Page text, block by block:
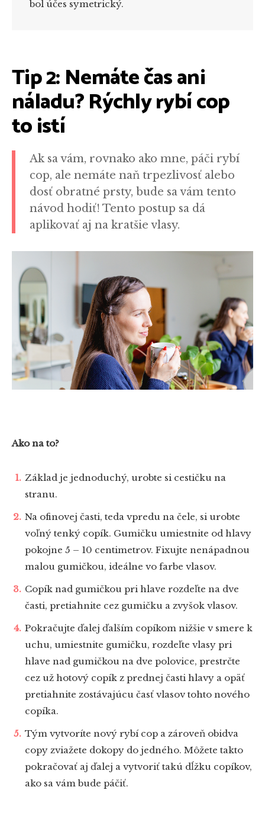
bol účes symetrický.
Tip 2: Nemáte čas ani
náladu? Rýchly rybí cop
to istí
Ak sa vám, rovnako ako mne, páči rybí
cop, ale nemáte naň trpezlivosť alebo
dosť obratné prsty, bude sa vám tento
návod hodiť! Tento postup sa dá
aplikovať aj na kratšie vlasy.
Ako na to?
Základ je jednoduchý, urobte si cestičku na
stranu.
Na ofinovej časti, teda vpredu na čele, si urobte
voľný tenký copík. Gumičku umiestnite od hlavy
pokojne 5 – 10 centimetrov. Fixujte nenápadnou
malou gumičkou, ideálne vo farbe vlasov.
Copík nad gumičkou pri hlave rozdeľte na dve
časti, pretiahnite cez gumičku a zvyšok vlasov.
Pokračujte ďalej ďalším copíkom nižšie v smere k
uchu, umiestnite gumičku, rozdeľte vlasy pri
hlave nad gumičkou na dve polovice, prestrčte
cez už hotový copík z prednej časti hlavy a opäť
pretiahnite zostávajúcu časť vlasov tohto nového
copíka.
Tým vytvoríte nový rybí cop a zároveň obidva
copy zviažete dokopy do jedného. Môžete takto
pokračovať aj ďalej a vytvoriť takú dĺžku copíkov,
ako sa vám bude páčiť.